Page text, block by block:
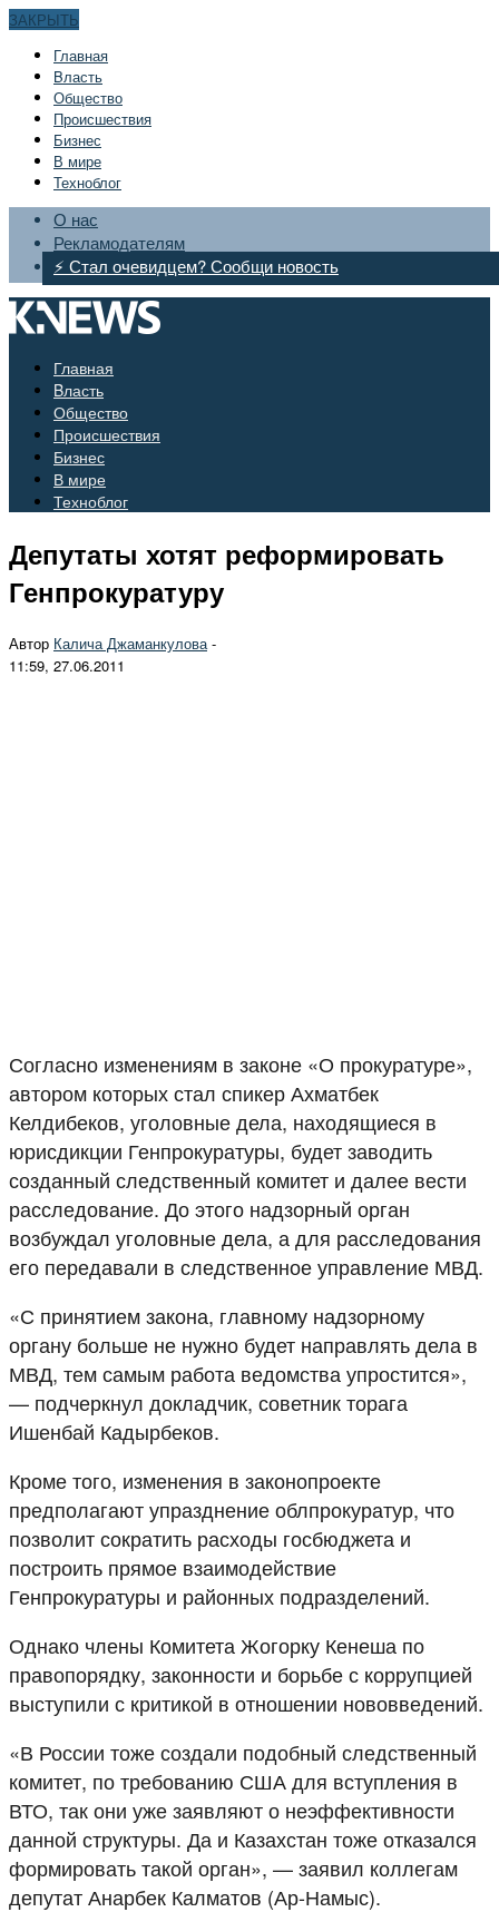
ЗАКРЫТЬ
Главная
Bласть
Общество
Происшествия
Бизнес
В мире
Техноблог
О нас
Рекламодателям
⚡ Стал очевидцем? Сообщи новость
Главная
Bласть
Общество
Происшествия
Бизнес
В мире
Техноблог
Депутаты хотят реформировать
Генпрокуратуру
Автор Калича Джаманкулова-
11:59, 27.06.2011
Согласно изменениям в законе «О прокуратуре»,
автором которых стал спикер Ахматбек
Келдибеков, уголовные дела, находящиеся в
юрисдикции Генпрокуратуры, будет заводить
созданный следственный комитет и далее вести
расследование. До этого надзорный орган
возбуждал уголовные дела, а для расследования
его передавали в следственное управление МВД.
«С принятием закона, главному надзорному
органу больше не нужно будет направлять дела в
МВД, тем самым работа ведомства упростится»,
— подчеркнул докладчик, советник торага
Ишенбай Кадырбеков.
Кроме того, изменения в законопроекте
предполагают упразднение облпрокуратур, что
позволит сократить расходы госбюджета и
построить прямое взаимодействие
Генпрокуратуры и районных подразделений.
Однако члены Комитета Жогорку Кенеша по
правопорядку, законности и борьбе с коррупцией
выступили с критикой в отношении нововведений.
«В России тоже создали подобный следственный
комитет, по требованию США для вступления в
ВТО, так они уже заявляют о неэффективности
данной структуры. Да и Казахстан тоже отказался
формировать такой орган», — заявил коллегам
депутат Анарбек Калматов (Ар-Намыс).